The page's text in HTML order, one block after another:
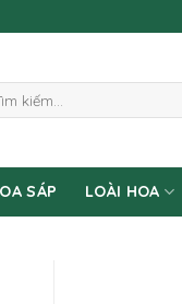
SÁP LOÀI HOA